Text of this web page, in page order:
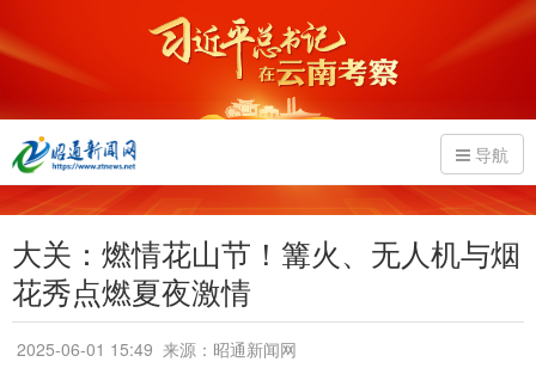
导航
大关：燃情花山节！篝火、无人机与烟
花秀点燃夏夜激情
2025-06-01 15:49 来源：昭通新闻网